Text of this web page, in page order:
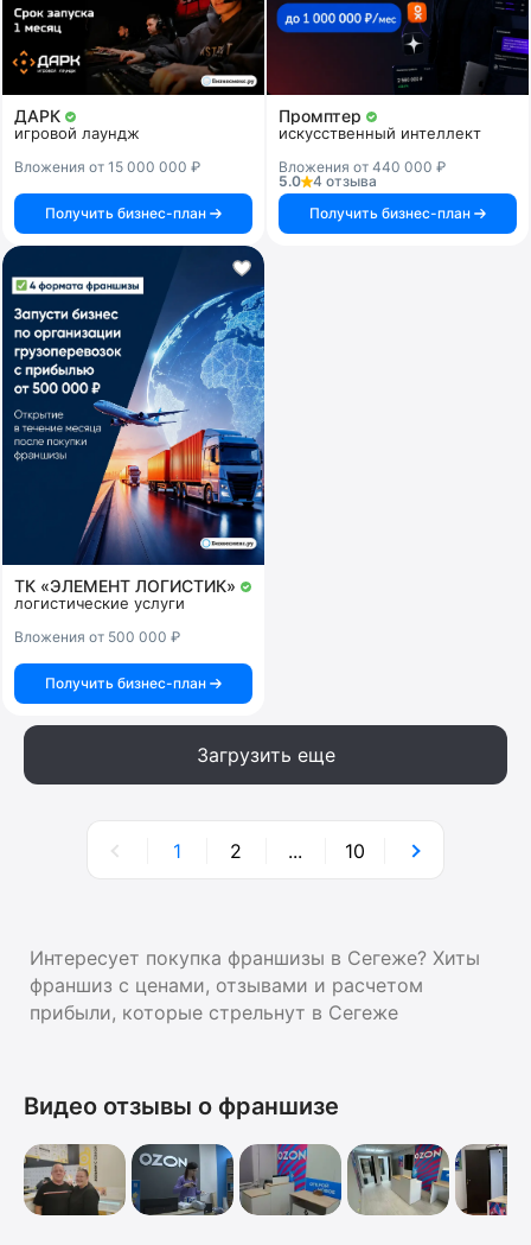
ДАРК
игровой лаундж
Вложения от 15 000 000 ₽
Получить бизнес-план
Промптер
искусственный интеллект
Вложения от 440 000 ₽
5.0
4 отзыва
Получить бизнес-план
ТК «ЭЛЕМЕНТ ЛОГИСТИК»
логистические услуги
Вложения от 500 000 ₽
Получить бизнес-план
Загрузить еще
1 2 ... 10
Интересует покупка франшизы в Сегеже? Хиты
франшиз с ценами, отзывами и расчетом
прибыли, которые стрельнут в Сегеже
Видео отзывы о франшизе